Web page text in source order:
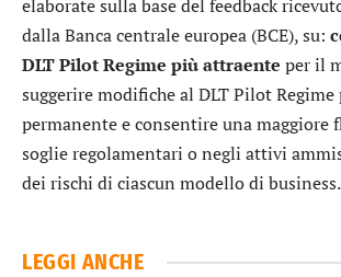
elaborate sulla base del feedback
dalla Banca centrale europea (BCE), su:
DLT Pilot Regime più attraente per il
suggerire modifiche al DLT Pilot
permanente e consentire una
soglie regolamentari o negli attivi
dei rischi di ciascun modello di business.
LEGGI ANCHE